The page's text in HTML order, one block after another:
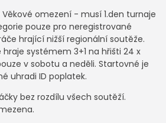
Věkové omezení - musí 1.den turnaje
pouze pro neregistrované
hrající nižší regionální soutěže.
systémem 3+1 na hřišti 24 x
v sobotu a neděli. Startovné je
uhradi ID poplatek.
bez rozdílu všech soutěží.